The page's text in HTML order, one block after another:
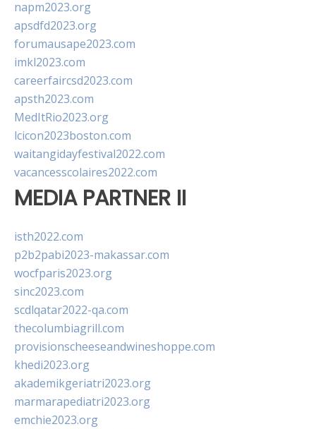
napm2023.org
apsdfd2023.org
forumausape2023.com
imkl2023.com
careerfaircsd2023.com
apsth2023.com
MedItRio2023.org
lcicon2023boston.com
waitangidayfestival2022.com
vacancesscolaires2022.com
MEDIA PARTNER II
isth2022.com
p2b2pabi2023-makassar.com
wocfparis2023.org
sinc2023.com
scdlqatar2022-qa.com
thecolumbiagrill.com
provisionscheeseandwineshoppe.com
khedi2023.org
akademikgeriatri2023.org
marmarapediatri2023.org
emchie2023.org